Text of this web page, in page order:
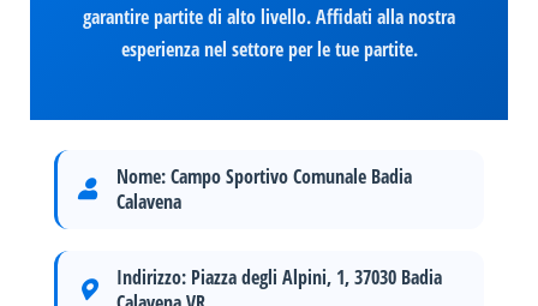
garantire partite di alto livello. Affidati alla nostra
esperienza nel settore per le tue partite.
Nome:Campo Sportivo Comunale Badia
Calavena
Indirizzo: Piazza degli Alpini, 1, 37030 Badia